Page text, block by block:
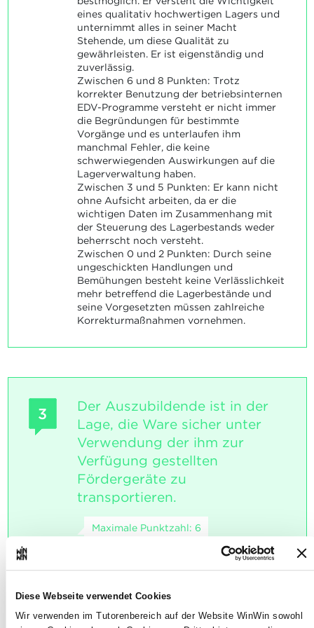
Diese Webseite verwendet Cookies
Wir verwenden im Tutorenbereich auf der Website WinWin sowohl
eines qualitativ hochwertigen Lagers und
unternimmt alles in seiner Macht
Stehende, um diese Qualität zu
gewährleisten. Er ist eigenständig und
zuverlässig.
Zwischen 6 und 8 Punkten: Trotz
korrekter Benutzung der betriebsinternen
EDV-Programme versteht er nicht immer
die Begründungen für bestimmte
Vorgänge und es unterlaufen ihm
manchmal Fehler, die keine
schwerwiegenden Auswirkungen auf die
Lagerverwaltung haben.
Zwischen 3 und 5 Punkten: Er kann nicht
ohne Aufsicht arbeiten, da er die
wichtigen Daten im Zusammenhang mit
der Steuerung des Lagerbestands weder
beherrscht noch versteht.
Zwischen 0 und 2 Punkten: Durch seine
ungeschickten Handlungen und
Bemühungen besteht keine Verlässlichkeit
mehr betreffend die Lagerbestände und
seine Vorgesetzten müssen zahlreiche
Korrekturmaßnahmen vornehmen.
3
Der Auszubildende ist in der
Lage, die Ware sicher unter
Verwendung der ihm zur
Verfügung gestellten
Fördergeräte zu
transportieren.
Maximale Punktzahl: 6
Er verwendet die Fördergeräte, sofern
er dazu befugt ist.